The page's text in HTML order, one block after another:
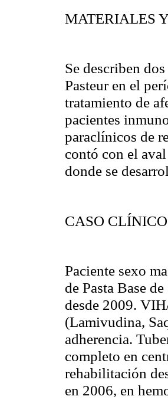
MATERIALES
Se describen
Pasteur en el
tratamiento de
pacientes
paraclínicos de
contó con el
donde se
CASO CLÍNICO
Paciente sexo
de Pasta Base
desde 2009.
(Lamivudina,
adherencia.
completo en
rehabilitación
en 2006, en